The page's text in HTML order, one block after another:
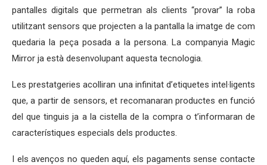
pantalles digitals que permetran als clients “provar” la roba
utilitzant sensors que projecten a la pantalla la imatge de com
quedaria la peça posada a la persona. La companyia Magic
Mirror ja està desenvolupant aquesta tecnologia.
Les prestatgeries acolliran una infinitat d’etiquetes intel·ligents
que, a partir de sensors, et recomanaran productes en funció
del que tinguis ja a la cistella de la compra o t’informaran de
característiques especials dels productes.
I els avenços no queden aquí, els pagaments sense contacte